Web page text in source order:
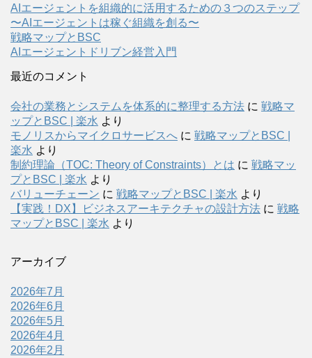
AIエージェントを組織的に活用するための３つのステップ
〜AIエージェントは稼ぐ組織を創る〜
戦略マップとBSC
AIエージェントドリブン経営入門
最近のコメント
会社の業務とシステムを体系的に整理する方法 に 戦略マ
ップとBSC | 楽水 より
モノリスからマイクロサービスへ に 戦略マップとBSC |
楽水 より
制約理論（TOC: Theory of Constraints）とは に 戦略マッ
プとBSC | 楽水 より
バリューチェーン に 戦略マップとBSC | 楽水 より
【実践！DX】ビジネスアーキテクチャの設計方法 に 戦略
マップとBSC | 楽水 より
アーカイブ
2026年7月
2026年6月
2026年5月
2026年4月
2026年2月